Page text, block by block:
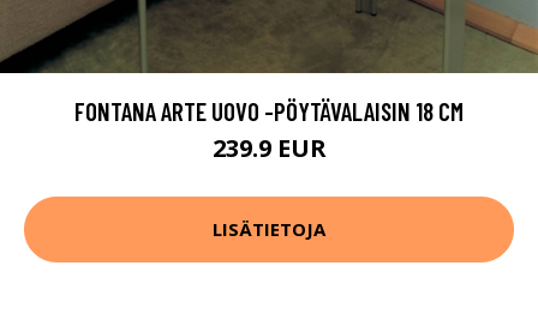
FONTANA ARTE UOVO -PÖYTÄVALAISIN 18 CM
239.9 EUR
LISÄTIETOJA